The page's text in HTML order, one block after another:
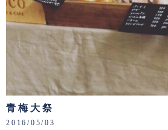
青梅大祭
2016/05/03